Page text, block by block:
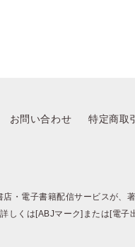
お問い合わせ 特定商取
・電子書籍配信サービスが、
しくは[ABJマーク]または[電子